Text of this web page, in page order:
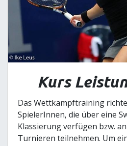
Kurs
Das Wettkampftraining
SpielerInnen, die über eine
Klassierung verfügen bzw.
Turnieren teilnehmen. Um